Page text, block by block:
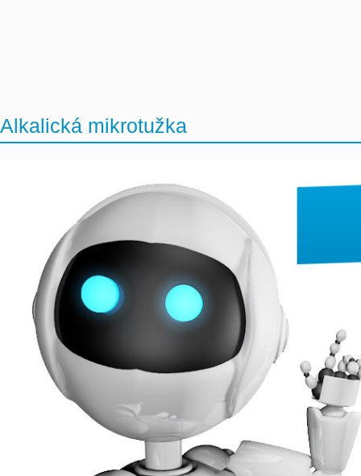
Alkalická mikrotužka